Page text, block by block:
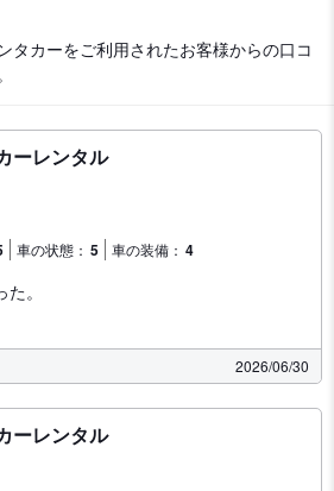
タカーをご利用されたお客様からの口コ
ーレンタル
車の状態： 5 車の装備： 4
。
2026/06/30
ーレンタル